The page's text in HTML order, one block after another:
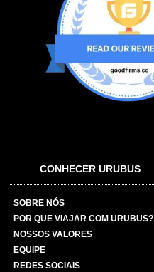
CONHECER URUBUS
SOBRE NÓS
POR QUE VIAJAR COM URUBUS?
NOSSOS VALORES
EQUIPE
REDES SOCIAIS